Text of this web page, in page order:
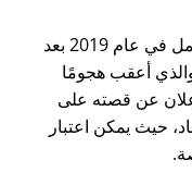
أغلق مؤسس هذا المشروع أعماله بالكامل في عام 2019 بعد
أعقب هجومًا
إلى 2019. تم الإعلان عن قصته على
حيث يمكن اعتبار